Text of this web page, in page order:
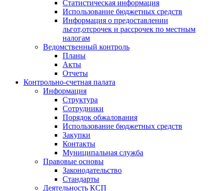
Статистическая информация
Использование бюджетных средств
Информация о предоставлении
льгот,отсрочек и рассрочек по местным
налогам
Ведомственный контроль
Планы
Акты
Отчеты
Контрольно-счетная палата
Информация
Структура
Сотрудники
Порядок обжалования
Использование бюджетных средств
Закупки
Контакты
Муниципальная служба
Правовые основы
Законодательство
Стандарты
Деятельность КСП